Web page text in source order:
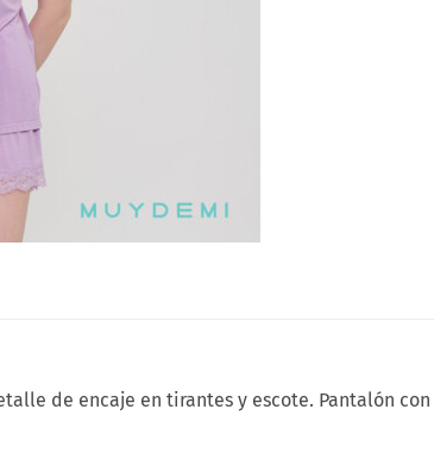
de encaje en tirantes y escote. Pantalón